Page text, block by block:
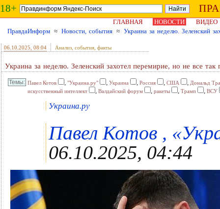
18+
ГЛАВНАЯ НОВОСТИ
ВИДЕО
ПравдаИнформ ≈ Новости, события ≈ Украина за неделю. Зеленский
06.10.2025 , 08:04 Анализ, события, факты
Украина за неделю. Зеленский захотел перемирие, но не все так
Павел Котов , "Украина.ру" , Украина , Россия , США , Дональд
искусственный интеллект
, Валдайский форум , ракеты , Трамп , ВСУ
Украина.ру
Павел Котов ,
06.10.2025, 04:44